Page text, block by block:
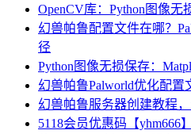
OpenCV库：Python图像无
幻兽帕鲁配置文件在哪？
径
Python图像无损保存：
幻兽帕鲁Palworld优化配置
幻兽帕鲁服务器创建教程
5118会员优惠码【yhm666